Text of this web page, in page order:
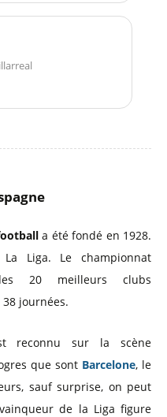
a été fondé en 1928.
Liga. Le championnat
20 meilleurs clubs
journées.
reconnu sur la scène
que sont Barcelone, le
sauf surprise, on peut
de la Liga figure